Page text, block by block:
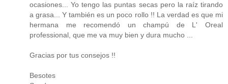
ocasiones... Yo tengo las puntas secas pero la raíz tirando
a grasa... Y también es un poco rollo !! La verdad es que mi
hermana me recomendó un champú de L' Oreal
professional, que me va muy bien y dura mucho ...
Gracias por tus consejos !!
Besotes